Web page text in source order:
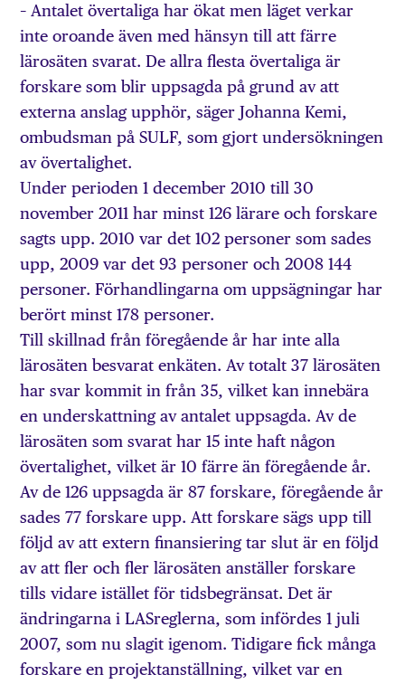
– Antalet övertaliga har ökat men läget verkar
inte oroande även med hänsyn till att färre
lärosäten svarat. De allra flesta övertaliga är
forskare som blir uppsagda på grund av att
externa anslag upphör, säger Johanna Kemi,
ombudsman på SULF, som gjort undersökningen
av övertalighet.
Under perioden 1 december 2010 till 30
november 2011 har minst 126 lärare och forskare
sagts upp. 2010 var det 102 personer som sades
upp, 2009 var det 93 personer och 2008 144
personer. Förhandlingarna om uppsägningar har
berört minst 178 personer.
Till skillnad från föregående år har inte alla
lärosäten besvarat enkäten. Av totalt 37 lärosäten
har svar kommit in från 35, vilket kan innebära
en underskattning av antalet uppsagda. Av de
lärosäten som svarat har 15 inte haft någon
övertalighet, vilket är 10 färre än föregående år.
Av de 126 uppsagda är 87 forskare, föregående år
sades 77 forskare upp. Att forskare sägs upp till
följd av att extern finansiering tar slut är en följd
av att fler och fler lärosäten anställer forskare
tills vidare istället för tidsbegränsat. Det är
ändringarna i LASreglerna, som infördes 1 juli
2007, som nu slagit igenom. Tidigare fick många
forskare en projektanställning, vilket var en